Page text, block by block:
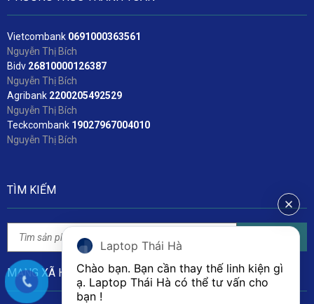
Vietcombank 0691000363561
Nguyễn Thị Bích
Bidv 26810000126387
Nguyễn Thị Bích
Agribank 2200205492529
Nguyễn Thị Bích
Teckcombank 19027967004010
Nguyễn Thị Bích
TÌM KIẾM
MẠNG XÃ HỘI
Laptop Thái Hà
Chào bạn. Bạn cần thay thế linh kiện gì
ạ. Laptop Thái Hà có thể tư vấn cho
bạn !